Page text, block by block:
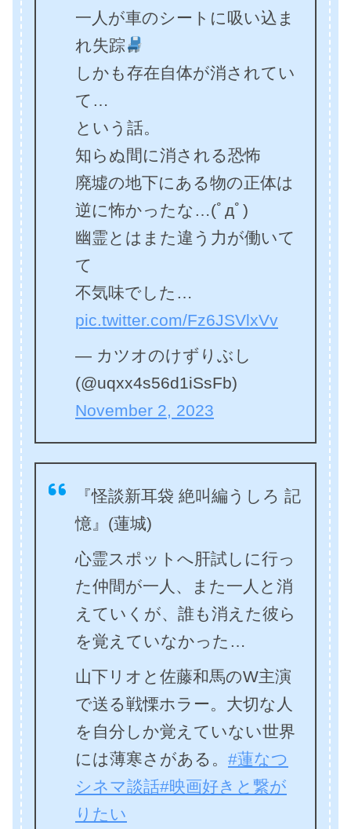
一人が車のシートに吸い込ま
れ失踪
しかも存在自体が消されてい
て…
という話。
知らぬ間に消される恐怖
廃墟の地下にある物の正体は
逆に怖かったな…(ﾟдﾟ)
幽霊とはまた違う力が働いて
て
不気味でした…
pic.twitter.com/Fz6JSVlxVv
— カツオのけずりぶし
(@uqxx4s56d1iSsFb)
November 2, 2023
『怪談新耳袋 絶叫編うしろ 記
憶』(蓮城)
心霊スポットへ肝試しに行っ
た仲間が一人、また一人と消
えていくが、誰も消えた彼ら
を覚えていなかった…
山下リオと佐藤和馬のW主演
で送る戦慄ホラー。大切な人
を自分しか覚えていない世界
には薄寒さがある。 #蓮なつ
シネマ談話#映画好きと繋が
りたい